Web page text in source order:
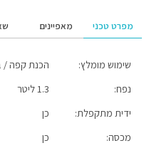
מפרט טכני מאפיינים
שימוש מומלץ:
הכנת קפה /
נפח:
1.3 ליטר
ידית מתקפלת:
כן
מכסה:
כן
פינג'אן בעיצוב
נפח גדול
מכסה לקיצור זמן ההרתחה
חזק ועמיד במיוחד
השליח ישלח הודעה שעתיים לפני